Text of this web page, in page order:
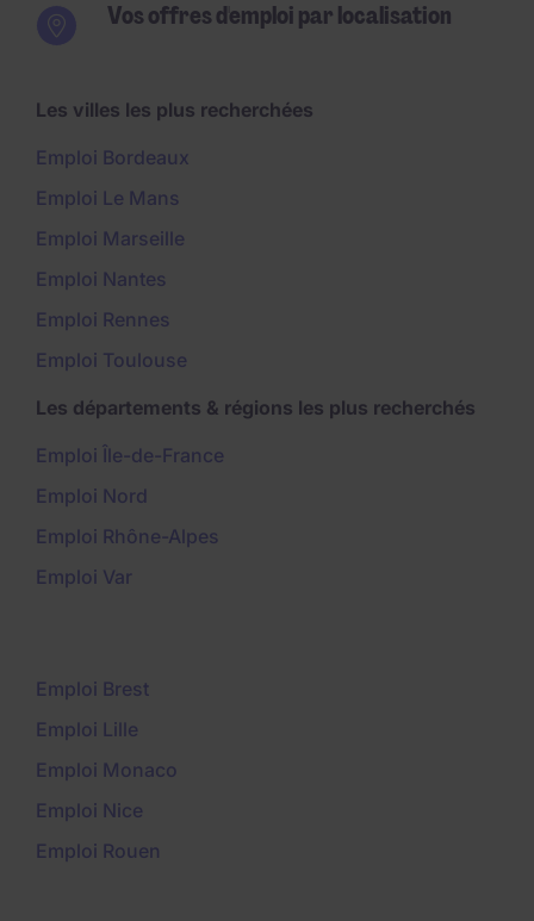
Vos offres d'emploi par localisation
Les villes les plus recherchées
Emploi Bordeaux
Emploi Le Mans
Emploi Marseille
Emploi Nantes
Emploi Rennes
Emploi Toulouse
Les départements & régions les plus recherchés
Emploi Île-de-France
Emploi Nord
Emploi Rhône-Alpes
Emploi Var
Emploi Brest
Emploi Lille
Emploi Monaco
Emploi Nice
Emploi Rouen